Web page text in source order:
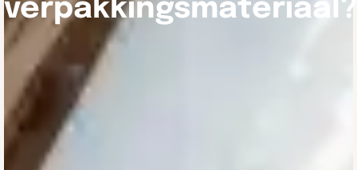
verpakkingsmateriaal?